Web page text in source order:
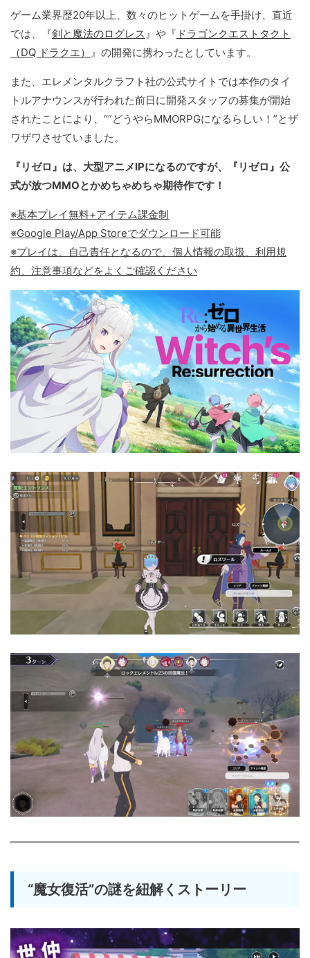
ゲーム業界歴20年以上、数々のヒットゲームを手掛け、直近
では、『剣と魔法のログレス 』や『 ドラゴンクエストタクト
（DQ ドラクエ） 』の開発に携わったとしています。
また、エレメンタルクラフト社の公式サイトでは本作のタイ
トルアナウンスが行われた前日に開発スタッフの募集が開始
されたことにより、“”どうやらMMORPGになるらしい！”とザ
ワザワさせていました。
『リゼロ』は、大型アニメIPになるのですが、『リゼロ』公
式が放つMMOとかめちゃめちゃ期待作です！
※基本プレイ無料+アイテム課金制
※Google Play/App Storeでダウンロード可能
※プレイは、自己責任となるので、個人情報の取扱、利用規
約、注意事項などをよくご確認ください
“魔女復活”の謎を紐解くストーリー